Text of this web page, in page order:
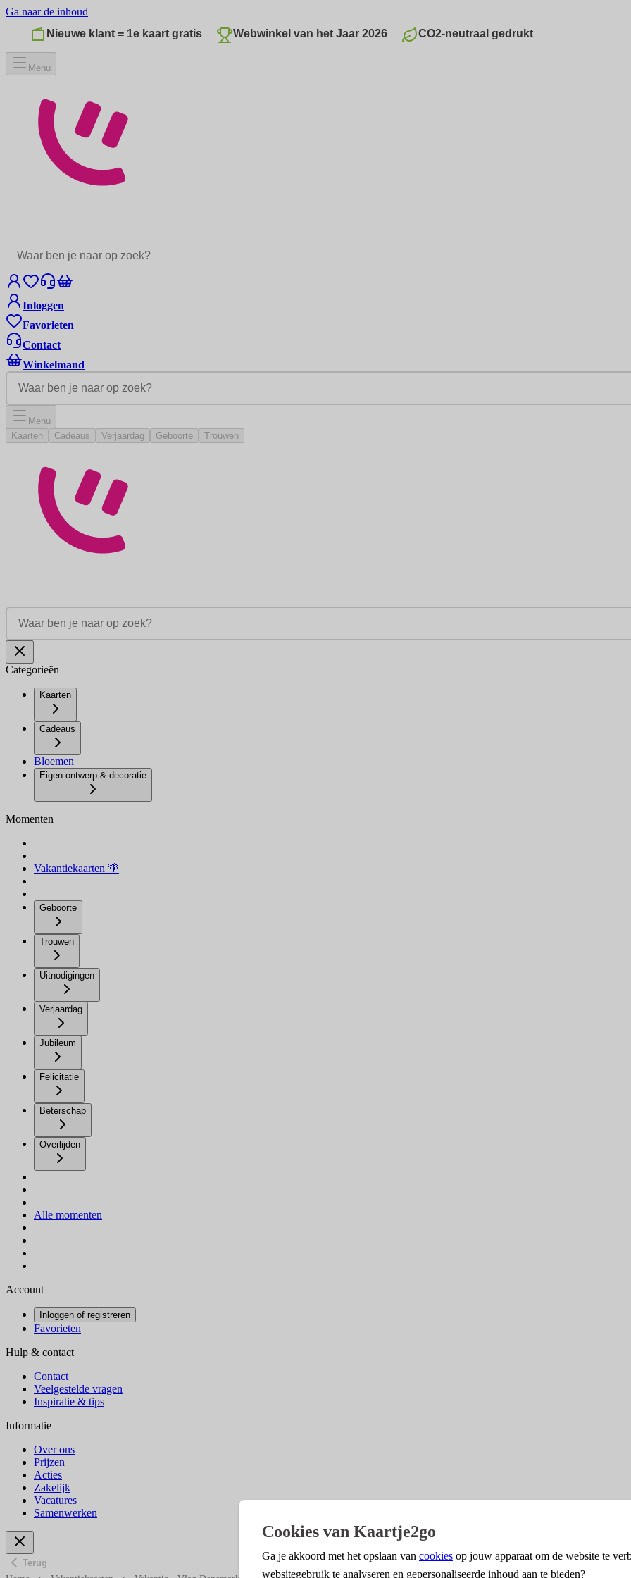
Ga naar de inhoud
Nieuwe klant = 1e kaart gratis
Webwinkel van het Jaar 2026 CO2-neutraal gedrukt
Menu
Inloggen
Favorieten
Contact
Winkelmand
Menu
Kaarten
Cadeaus Verjaardag Geboorte Trouwen
Categorieën
Kaarten
Cadeaus
Bloemen
Eigen ontwerp & decoratie
Momenten
Vakantiekaarten 🌴
Geboorte
Trouwen
Uitnodigingen
Verjaardag
Jubileum
Felicitatie
Beterschap
Overlijden
Alle momenten
Account
Inloggen of registreren
Favorieten
Hulp & contact
Contact
Veelgestelde vragen
Inspiratie & tips
Informatie
Over ons
Prijzen
Acties
Zakelijk
Vacatures
Samenwerken
Terug
Cookies van Kaartje2go
Ga je akkoord met het opslaan van cookies op jouw apparaat om de website te
websitegebruik te analyseren en gepersonaliseerde inhoud aan te bieden?